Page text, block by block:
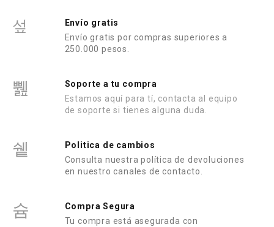
Envío gratis
Envío gratis por compras superiores a
250.000 pesos.
Soporte a tu compra
Estamos aquí para tí, contacta al equipo
de soporte si tienes alguna duda.
Politica de cambios
Consulta nuestra política de devoluciones
en nuestro canales de contacto.
Compra Segura
Tu compra está asegurada con